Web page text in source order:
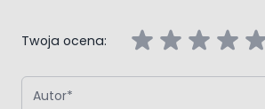
Twoja ocena:
Autor